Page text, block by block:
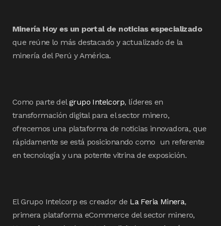
Minería Hoy es un portal de noticias especializado
que reúne lo más destacado y actualizado de la
minería del Perú y América.
Como parte delgrupo Intelcorp, líderes en
transformación digital para el sector minero,
ofrecemos una plataforma de noticias innovadora, que
rápidamente se está posicionando como un referente
en tecnología y una potente vitrina de exposición.
El Grupo Intelcorp es creador de La Feria Minera,
primera plataforma eCommerce del sector minero,